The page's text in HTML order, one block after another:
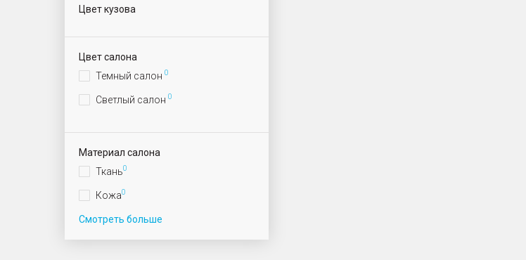
Цвет кузова
Цвет салона
Темный салон 0
Светлый салон 0
Материал салона
Ткань0
Кожа0
Смотреть больше